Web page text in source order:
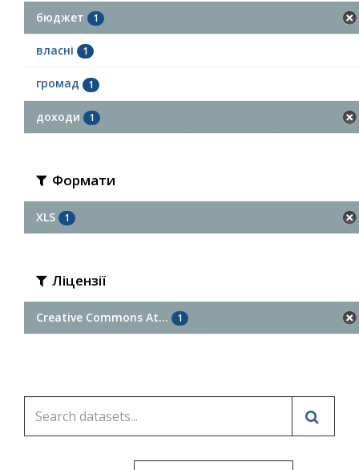
бюджет 1
власні 1
громад 1
доходи 1
Формати
XLS 1
Ліцензії
Creative Commons At... 1